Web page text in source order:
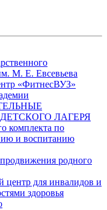
М. Е. Евсевьева
«ФитнесВУЗ»
ЛАГЕРЯ
комплекта по
и воспитанию
родного
центр для инвалидов и
здоровья